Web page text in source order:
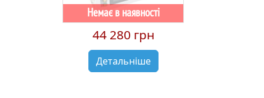
Немає в наявності
44 280 грн
Детальніше